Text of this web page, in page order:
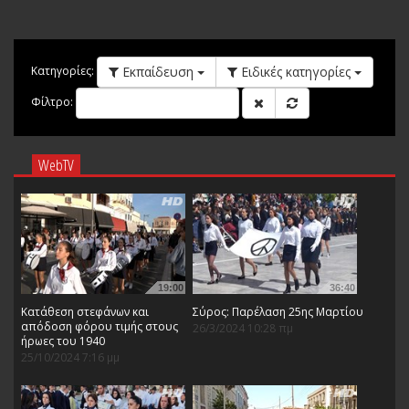
Κατηγορίες: Εκπαίδευση Ειδικές κατηγορίες
Φίλτρο:
WebTV
19:00
Κατάθεση στεφάνων και
απόδοση φόρου τιμής στους
ήρωες του 1940
25/10/2024 7:16 μμ
36:40
Σύρος: Παρέλαση 25ης Μαρτίου
26/3/2024 10:28 πμ